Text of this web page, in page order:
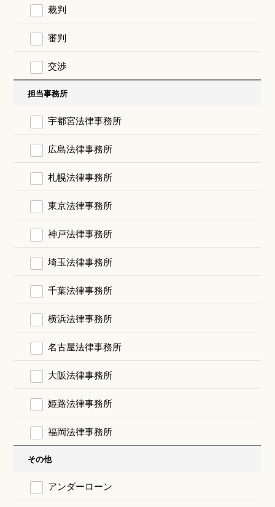
裁判
審判
交渉
担当事務所
宇都宮法律事務所
広島法律事務所
札幌法律事務所
東京法律事務所
神戸法律事務所
埼玉法律事務所
千葉法律事務所
横浜法律事務所
名古屋法律事務所
大阪法律事務所
姫路法律事務所
福岡法律事務所
その他
アンダーローン